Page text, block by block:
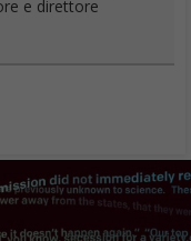
e direttore